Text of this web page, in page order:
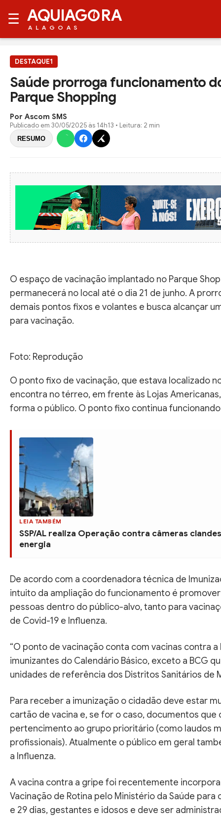
☰ AQUIAG RA
ALAGOAS
DESTAQUE1
Saúde prorroga funcionamento
Parque Shopping
Por Ascom SMS
Publicado em 30/05/2025 às 14h13 • Leitura: 2 min
RESUMO
O espaço de vacinação implantado no Parque
permanecerá no local até o dia 21 de junho. A
demais pontos fixos e volantes e busca alcançar
para vacinação.
Foto: Reprodução
O ponto fixo de vacinação, que estava localizado
encontra no térreo, em frente às Lojas
forma o público. O ponto fixo continua
LEIA TAMBÉM
SSP/AL realiza Operação contra câmeras
energia
De acordo com a coordenadora técnica de
intuito da ampliação do funcionamento é
pessoas dentro do público-alvo, tanto para
de Covid-19 e Influenza.
“O ponto de vacinação conta com vacinas contra a
imunizantes do Calendário Básico, exceto a BCG
unidades de referência dos Distritos Sanitários de
Para receber a imunização o cidadão deve estar
cartão de vacina e, se for o caso, documentos
pertencimento ao grupo prioritário (como laudos
profissionais). Atualmente o público em geral
a Influenza.
A vacina contra a gripe foi recentemente
Vacinação de Rotina pelo Ministério da Saúde para
e 29 dias, gestantes e idosos e deve ser